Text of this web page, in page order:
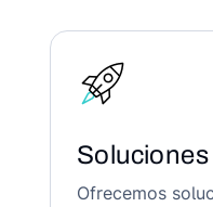
Ofrecemos